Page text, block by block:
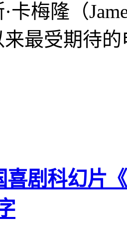
梅隆（
来最受期待
喜剧科幻片